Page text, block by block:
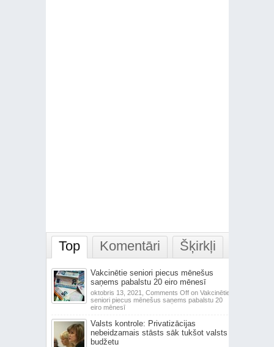
Top Komentāri Šķirkļi
Vakcinētie seniori piecus mēnešus
saņems pabalstu 20 eiro mēnesī
oktobris 13, 2021, Comments Offon Vakcinētie
seniori piecus mēnešus saņems pabalstu 20
eiro mēnesī
Valsts kontrole: Privatizācijas
nebeidzamais stāsts sāk tukšot valsts
budžetu